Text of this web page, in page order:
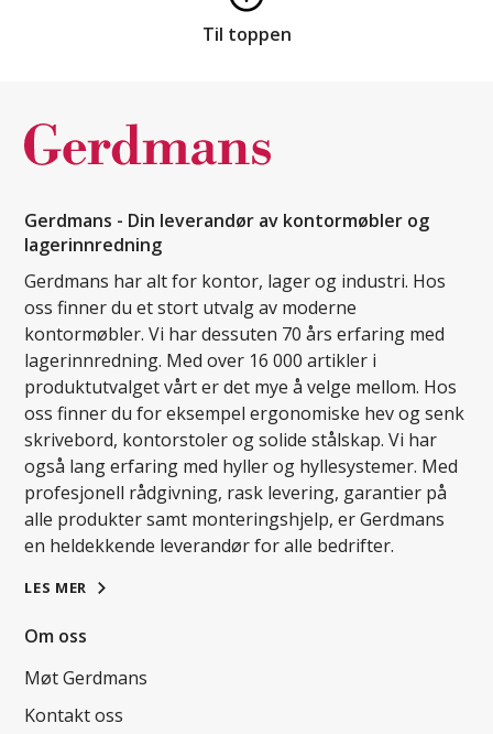
Til toppen
Gerdmans - Din leverandør av kontormøbler og
lagerinnredning
Gerdmans har alt for kontor, lager og industri. Hos
oss finner du et stort utvalg av moderne
kontormøbler. Vi har dessuten 70 års erfaring med
lagerinnredning. Med over 16 000 artikler i
produktutvalget vårt er det mye å velge mellom. Hos
oss finner du for eksempel ergonomiske hev og senk
skrivebord, kontorstoler og solide stålskap. Vi har
også lang erfaring med hyller og hyllesystemer. Med
profesjonell rådgivning, rask levering, garantier på
alle produkter samt monteringshjelp, er Gerdmans
en heldekkende leverandør for alle bedrifter.
LES MER
Om oss
Møt Gerdmans
Kontakt oss